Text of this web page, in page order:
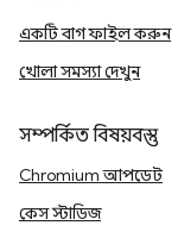
একটি বাগ ফাইল করুন
খোলা সমস্যা দেখুন
সম্পর্কিত বিষয়বস্তু
Chromium আপডেট
কেস স্টাডিজ